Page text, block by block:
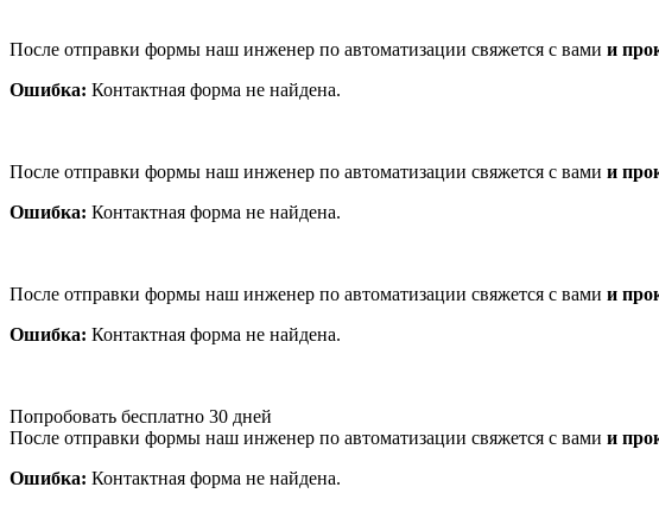
После отправки формы наш инженер по автоматизации свяжется с вами и
Ошибка: Контактная форма не найдена.
После отправки формы наш инженер по автоматизации свяжется с вами и
Ошибка: Контактная форма не найдена.
После отправки формы наш инженер по автоматизации свяжется с вами и
Ошибка: Контактная форма не найдена.
Попробовать бесплатно 30 дней
После отправки формы наш инженер по автоматизации свяжется с вами и
Ошибка: Контактная форма не найдена.